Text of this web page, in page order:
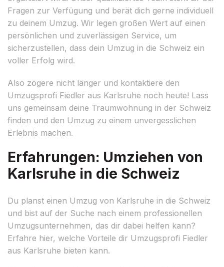
Fragen zur Verfügung und berät dich gerne individuell
zu deinem Umzug. Wir legen großen Wert auf einen
persönlichen und zuverlässigen Service, um
sicherzustellen, dass dein Umzug in die Schweiz ein
voller Erfolg wird.
Also zögere nicht länger und kontaktiere den
Umzugsprofi Fiedler aus Karlsruhe noch heute! Lass
uns gemeinsam deine Traumwohnung in der Schweiz
finden und den Umzug zu einem unvergesslichen
Erlebnis machen.
Erfahrungen: Umziehen von
Karlsruhe in die Schweiz
Du planst einen Umzug von Karlsruhe in die Schweiz
und bist auf der Suche nach einem professionellen
Umzugsunternehmen, das dir dabei helfen kann?
Erfahre hier, welche Vorteile dir Umzugsprofi Fiedler
aus Karlsruhe bieten kann.